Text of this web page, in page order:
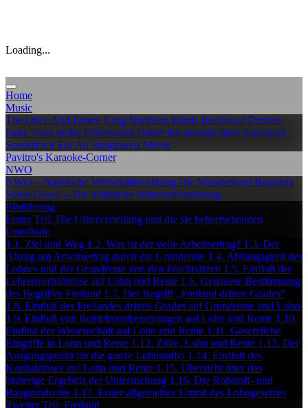
Loading...
Home
Music
The Once And Future King Northern Winds Realms of Dreams
Fairy Tales of the Otherworld Under the moonlit skies Sanctuary
Soundtrack For An Imaginated Movie
Pavitro's Karaoke-Corner
NWO
NWO – Natürliche Wirtschaftsordnung Die Wunderinsel Barataria
Silvio Gesell – Die natürliche Wirtschaftsordnung
Einführung
Erster Teil: Die Güterverteilung und die sie beherrschenden
Umstände
1.1. Ziel und Weg 1.2. Was ist der volle Arbeitsertrag? 1.3. Der
Abzug am Arbeitsertrag durch die Grundrente 1.4. Abhängigkeit des
Lohnes und der Grundrente von den Frachtsätzen 1.5. Einfluß der
Lebensverhältnisse auf Lohn und Rente 1.6. Genauere Bestimmung
des Begriffes Freiland 1.7. Der Begriff „Freiland dritten Grades“
1.8. Einfluß des Freilandes dritten Grades auf Grundrente und Lohn
1.9. Einfluß von Betriebsverbesserungen auf Lohn und Rente 1.10.
Einfluß der Wissenschaft auf Lohn und Rente 1.11. Gesetzliche
Eingriffe in Lohn und Rente 1.12. Zölle, Lohn und Rente 1.13. Der
Ausgangspunkt für die ganze Lohnstaffel 1.14. Einfluß des
Kapitalzinses auf Lohn und Rente 1.15. Übersicht über das
bisherige Ergebnis der Untersuchung 1.16. Die Rohstoff- und
Baugrundrente 1.17. Erster allgemeiner Umriß des Lohngesetzes
Zweiter Teil: Freiland